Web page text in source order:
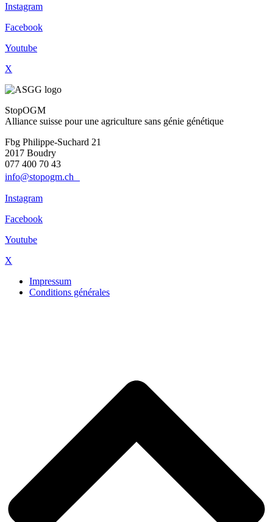
Instagram
Facebook
Youtube
X
StopOGM
Alliance suisse pour une agriculture sans génie génétique
Fbg Philippe-Suchard 21
2017 Boudry
077 400 70 43
info@stopogm.ch
Instagram
Facebook
Youtube
X
Impressum
Conditions générales